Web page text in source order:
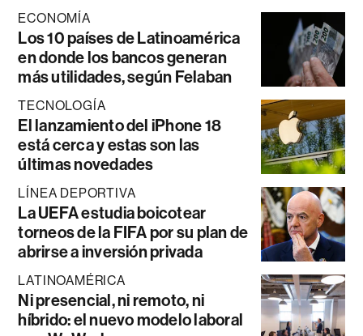
ECONOMÍA
Los 10 países de Latinoamérica
en donde los bancos generan
más utilidades, según Felaban
TECNOLOGÍA
El lanzamiento del iPhone 18
está cerca y estas son las
últimas novedades
LÍNEA DEPORTIVA
La UEFA estudia boicotear
torneos de la FIFA por su plan de
abrirse a inversión privada
LATINOAMÉRICA
Ni presencial, ni remoto, ni
híbrido: el nuevo modelo laboral